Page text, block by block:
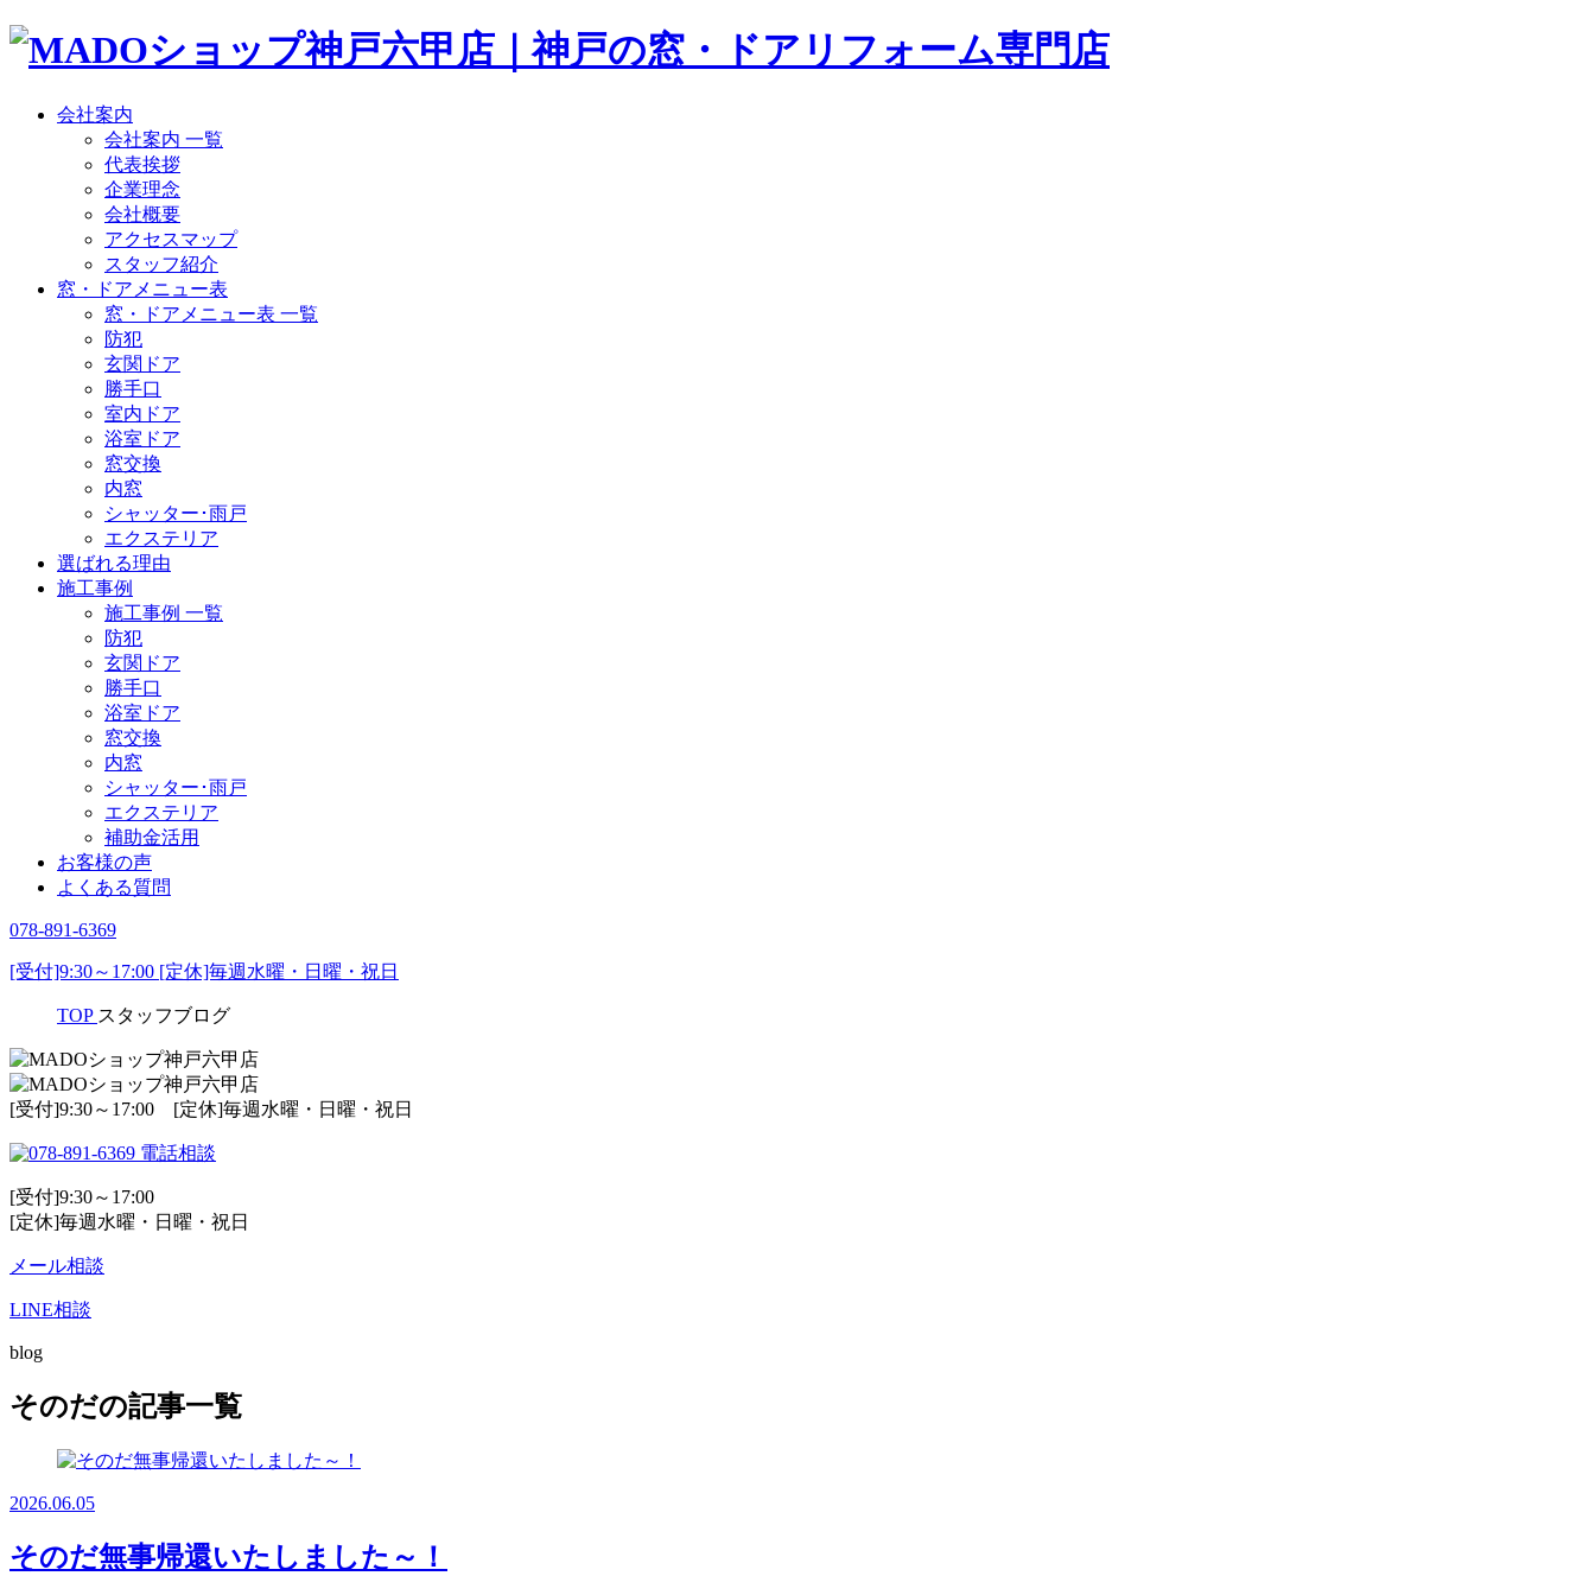
会社案内
会社案内 一覧
代表挨拶
企業理念
会社概要
アクセスマップ
スタッフ紹介
窓・ドアメニュー表
窓・ドアメニュー表 一覧
防犯
玄関ドア
勝手口
室内ドア
浴室ドア
窓交換
内窓
シャッター･雨戸
エクステリア
選ばれる理由
施工事例
施工事例 一覧
防犯
玄関ドア
勝手口
浴室ドア
窓交換
内窓
シャッター･雨戸
エクステリア
補助金活用
お客様の声
よくある質問
078-891-6369
[受付]9:30～17:00 [定休]毎週水曜・日曜・祝日
TOP スタッフブログ
[受付]9:30～17:00 [定休]毎週水曜・日曜・祝日
電話相談
[受付]9:30～17:00
[定休]毎週水曜・日曜・祝日
メール相談
LINE相談
blog
そのだの記事一覧
2026.06.05
そのだ無事帰還いたしました～！